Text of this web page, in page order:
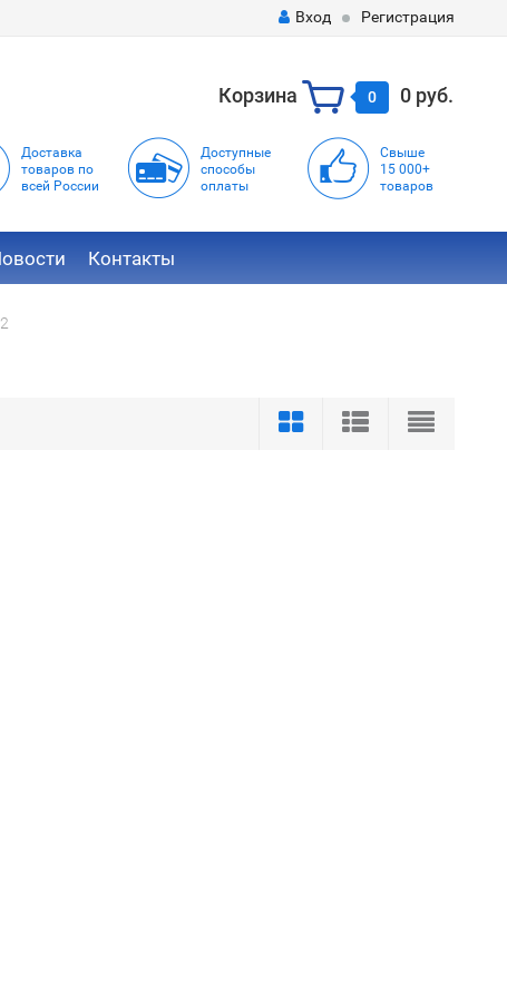
Вход Регистрация
Корзина 0 0 руб.
Доставка
товаров по
всей России
Доступные
способы
оплаты
Свыше
15 000+
товаров
Контакты